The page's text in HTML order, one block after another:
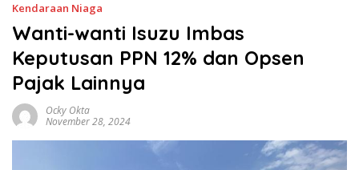
Kendaraan Niaga
Wanti-wanti Isuzu Imbas
Keputusan PPN 12% dan Opsen
Pajak Lainnya
Ocky Okta
November 28, 2024